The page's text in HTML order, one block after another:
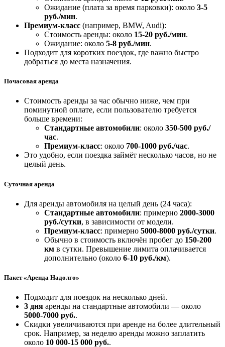
Ожидание (плата за время парковки): около 3-5
руб./мин.
Премиум-класс (например, BMW, Audi):
Стоимость аренды: около 15-20 руб./мин.
Ожидание: около 5-8 руб./мин.
Подходит для коротких поездок, где важно быстро
добраться до места назначения.
Почасовая аренда
Стоимость аренды за час обычно ниже, чем при
поминутной оплате, если пользователю требуется
больше времени:
Стандартные автомобили: около 350-500 руб./
час.
Премиум-класс: около 700-1000 руб./час.
Это удобно, если поездка займёт несколько часов, но не
целый день.
Суточная аренда
Для аренды автомобиля на целый день (24 часа):
Стандартные автомобили: примерно 2000-3000
руб./сутки, в зависимости от модели.
Премиум-класс: примерно 5000-8000 руб./сутки.
Обычно в стоимость включён пробег до 150-200
км в сутки. Превышение лимита оплачивается
дополнительно (около 6-10 руб./км).
Пакет «Аренда Надолго»
Подходит для поездок на несколько дней.
3 дня аренды на стандартные автомобили — около
5000-7000 руб..
Скидки увеличиваются при аренде на более длительный
срок. Например, за неделю аренды можно заплатить
около 10 000-15 000 руб..